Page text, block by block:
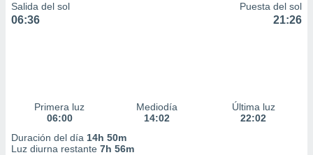
Salida del sol
06:36
Puesta del sol
21:26
Primera luz
06:00
Mediodía
14:02
Última luz
22:02
Duración del día 14h 50m
Luz diurna restante 7h 56m